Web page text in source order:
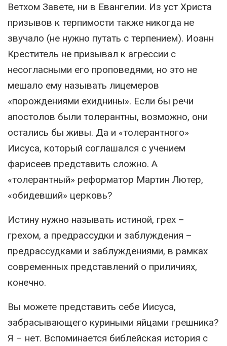
Ветхом Завете, ни в Евангелии. Из уст Христа
призывов к терпимости также никогда не
звучало (не нужно путать с терпением). Иоанн
Креститель не призывал к агрессии с
несогласными его проповедями, но это не
мешало ему называть лицемеров
«порождениями ехиднины». Если бы речи
апостолов были толерантны, возможно, они
остались бы живы. Да и «толерантного»
Иисуса, который соглашался с учением
фарисеев представить сложно. А
«толерантный» реформатор Мартин Лютер,
«обидевший» церковь?
Истину нужно называть истиной, грех –
грехом, а предрассудки и заблуждения –
предрассудками и заблуждениями, в рамках
современных представлений о приличиях,
конечно.
Вы можете представить себе Иисуса,
забрасывающего куриными яйцами грешника?
Я – нет. Вспоминается библейская история с